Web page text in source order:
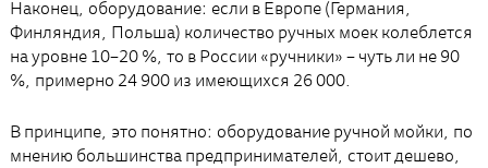
Наконец, оборудование: если в Европе (Германия,
Финляндия, Польша) количество ручных моек колеблется
на уровне 10–20 %, то в России «ручники» – чуть ли не 90
%, примерно 24 900 из имеющихся 26 000.
В принципе, это понятно: оборудование ручной мойки, по
мнению большинства предпринимателей, стоит дешево,